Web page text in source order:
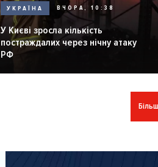
УКРАЇНА ВЧОРА, 10:38
У Києві зросла кількість
постраждалих через нічну атаку
РФ